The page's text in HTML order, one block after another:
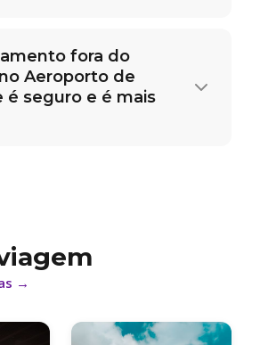
fora do
Aeroporto de
é seguro e é mais
→